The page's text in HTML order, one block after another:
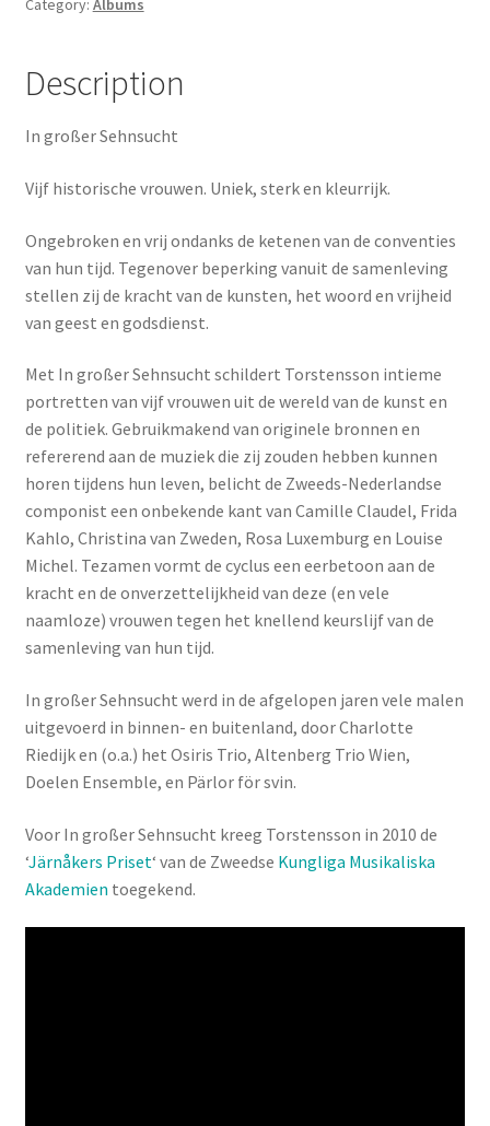
Category: Albums
Description
In großer Sehnsucht
Vijf historische vrouwen. Uniek, sterk en kleurrijk.
Ongebroken en vrij ondanks de ketenen van de conventies
van hun tijd. Tegenover beperking vanuit de samenleving
stellen zij de kracht van de kunsten, het woord en vrijheid
van geest en godsdienst.
Met In großer Sehnsucht schildert Torstensson intieme
portretten van vijf vrouwen uit de wereld van de kunst en
de politiek. Gebruikmakend van originele bronnen en
refererend aan de muziek die zij zouden hebben kunnen
horen tijdens hun leven, belicht de Zweeds-Nederlandse
componist een onbekende kant van Camille Claudel, Frida
Kahlo, Christina van Zweden, Rosa Luxemburg en Louise
Michel. Tezamen vormt de cyclus een eerbetoon aan de
kracht en de onverzettelijkheid van deze (en vele
naamloze) vrouwen tegen het knellend keurslijf van de
samenleving van hun tijd.
In großer Sehnsucht werd in de afgelopen jaren vele malen
uitgevoerd in binnen- en buitenland, door Charlotte
Riedijk en (o.a.) het Osiris Trio, Altenberg Trio Wien,
Doelen Ensemble, en Pärlor för svin.
Voor In großer Sehnsucht kreeg Torstensson in 2010 de
‘Järnåkers Priset‘ van de Zweedse Kungliga Musikaliska
Akademien toegekend.